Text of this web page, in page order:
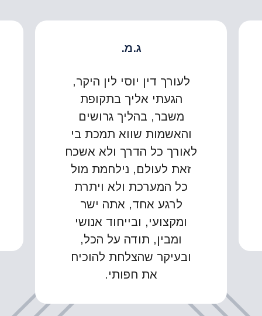
ג.מ.
לעורך דין יוסי לין היקר,
הגעתי אליך בתקופת
משבר, בהליך גרושים
והאשמות שווא תמכת בי
לאורך כל הדרך ולא אשכח
זאת לעולם, נילחמת מול
כל המערכת ולא ויתרת
לרגע אחד, אתה ישר
ומקצועי, ובייחוד אנושי
ומבין, תודה על הכל,
ובעיקר שהצלחת להוכיח
את חפותי.